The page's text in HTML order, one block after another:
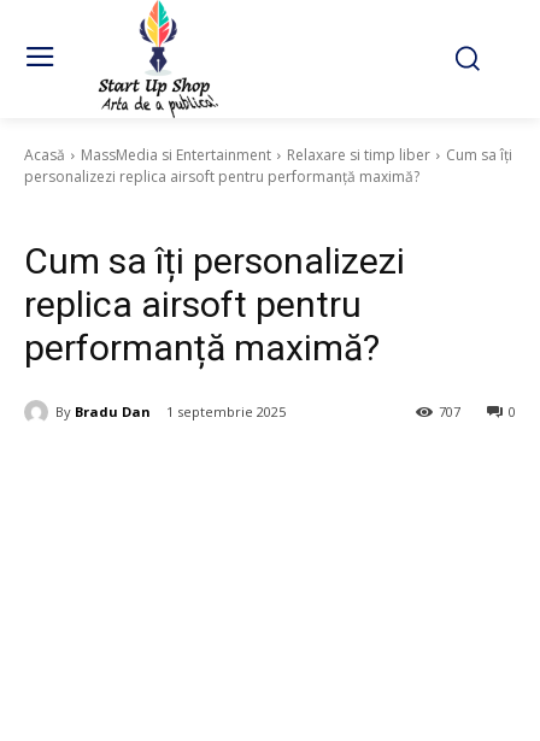
Acasă MassMedia si Entertainment Relaxare si timp liber
Cum sa îți
personalizezi replica airsoft pentru performanță maximă?
Cum sa îți personalizezi
replica airsoft pentru
performanță maximă?
By Bradu Dan 1 septembrie 2025 0
707